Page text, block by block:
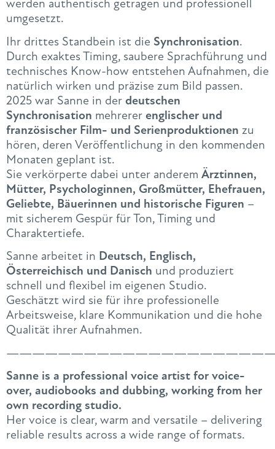
werden authentisch getragen und professionell
umgesetzt.
Ihr drittes Standbein ist die Synchronisation.
Durch exaktes Timing, saubere Sprachführung und
technisches Know-how entstehen Aufnahmen, die
natürlich wirken und präzise zum Bild passen.
2025 war Sanne in der deutschen
Synchronisation mehrerer englischer und
französischer Film- und Serienproduktionen zu
hören, deren Veröffentlichung in den kommenden
Monaten geplant ist.
Sie verkörperte dabei unter anderem Ärztinnen,
Mütter, Psychologinnen, Großmütter, Ehefrauen,
Geliebte, Bäuerinnen und historische Figuren –
mit sicherem Gespür für Ton, Timing und
Charaktertiefe.
Sanne arbeitet in Deutsch, Englisch,
Österreichisch und Danisch und produziert
schnell und flexibel im eigenen Studio.
Geschätzt wird sie für ihre professionelle
Arbeitsweise, klare Kommunikation und die hohe
Qualität ihrer Aufnahmen.
Sanne is a professional voice artist for voice-
over, audiobooks and dubbing, working from her
own recording studio.
Her voice is clear, warm and versatile – delivering
reliable results across a wide range of formats.